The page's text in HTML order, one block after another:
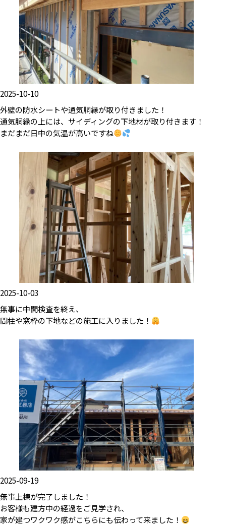
2025-10-10
外壁の防水シートや通気胴縁が取り付きました！
通気胴縁の上には、サイディングの下地材が取り付きます！
まだまだ日中の気温が高いですね
2025-10-03
無事に中間検査を終え、
間柱や窓枠の下地などの施工に入りました！
2025-09-19
無事上棟が完了しました！
お客様も建方中の経過をご見学され、
家が建つワクワク感がこちらにも伝わって来ました！